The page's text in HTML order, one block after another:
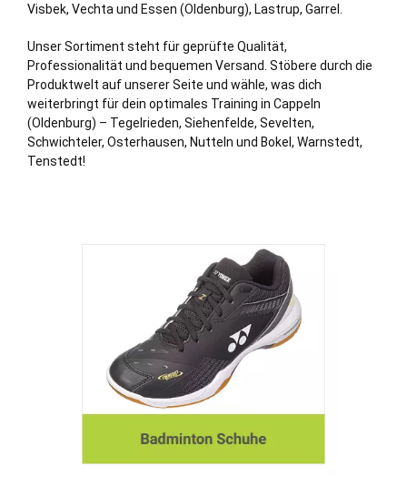
Visbek, Vechta und Essen (Oldenburg), Lastrup, Garrel
Unser Sortiment steht für geprüfte Qualität,
Professionalität und bequemen Versand. Stöbere durch die
Produktwelt auf unserer Seite und wähle, was dich
weiterbringt für dein optimales Training in Cappeln
(Oldenburg) – Tegelrieden, Siehenfelde, Sevelten,
Schwichteler, Osterhausen, Nutteln und Bokel , Warnstedt,
Tenstedt!